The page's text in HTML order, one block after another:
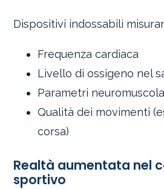
Dispositivi indossabili
Frequenza cardiaca
Livello di ossigeno nel
Parametri
Qualità dei movimenti
corsa)
Realtà aumentata nel
sportivo